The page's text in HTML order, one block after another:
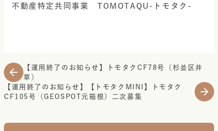
不動産特定共同事業　TOMOTAQU-トモタク-
【運用終了のお知らせ】トモタクCF78号（杉並区井
草）
【運用終了のお知らせ】【トモタクMINI】トモタク
CF105号（GEOSPOT元箱根）二次募集